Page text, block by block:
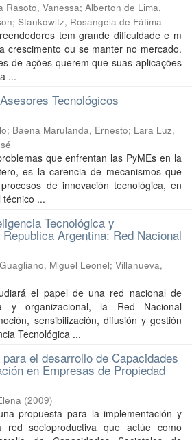
Rasoto, Vanessa; Alberton de Lima,
; Stankowitz, Rosangela de Fátima
tem grande dificuldade e m
crescimento ou se manter no mercado.
de ações querem que suas aplicações
...
Tecnológicos
; Baena Marulanda, Ernesto; Lara Luz,
que enfrentan las PyMEs en la
es la carencia de mecanismos que
de innovación tecnológica, en
...
Tecnológica y
Argentina: Red Nacional
Guagliano, Miguel Leonel; Villanueva,
el papel de una red nacional de
y organizacional, la Red Nacional
sensibilización, difusión y gestión
Tecnológica ...
el desarrollo de Capacidades
en Empresas de Propiedad
(2009)
propuesta para la implementación y
red socioproductiva que actúe como